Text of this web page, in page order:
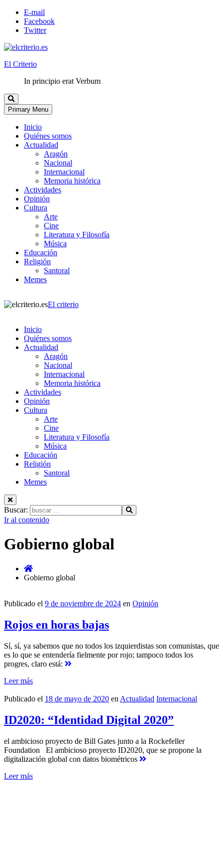
E-mail
Facebook
Twitter
El Criterio
In principio erat Verbum
Primary Menu
Inicio
Quiénes somos
Actualidad
Aragón
Nacional
Internacional
Memoria histórica
Actividades
Opinión
Cultura
Arte
Cine
Literatura y Filosofía
Música
Educación
Religión
Santoral
Memes
El criterio
Inicio
Quiénes somos
Actualidad
Aragón
Nacional
Internacional
Memoria histórica
Actividades
Opinión
Cultura
Arte
Cine
Literatura y Filosofía
Música
Educación
Religión
Santoral
Memes
Buscar:
Ir al contenido
Gobierno global
Gobierno global
Publicado el 9 de noviembre de 2024 en Opinión
Rojos en horas bajas
Sí, sí, ya sabemos que no todos los izquierdistas son comunistas, que
es lo que se entendería fielmente por rojo; tampoco todos los
progres, claro está:
Leer más
Publicado el 18 de mayo de 2020 en Actualidad Internacional
ID2020: “Identidad Digital 2020”
el ambicioso proyecto de Bill Gates junto a la Rockefeller
Foundation El ambicioso proyecto ID2020, que se propone la
digitalización global con datos biométricos
Leer más